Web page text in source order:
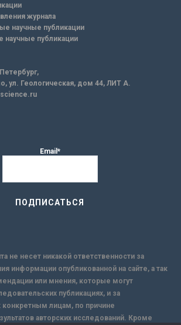
журнала
научные публикации
научные публикации
ул. Геологическая, дом 44, ЛИТ А.
Email*
не несет никакой ответственности за
информации опубликованной на сайте, а так
или мнения, которые могут
публикациях, и за
лицам, по причине
авторских исследований. Кроме